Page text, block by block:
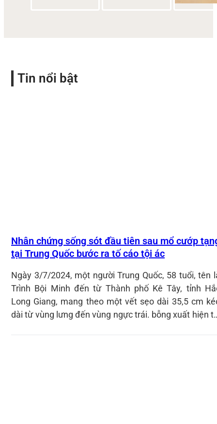
Tin nổi bật
Nhân chứng sống sót đầu tiên sau mổ cướp
tại Trung Quốc bước ra tố cáo tội ác
Ngày 3/7/2024, một người Trung Quốc, 58 tuổi, tên
Trình Bội Minh đến từ Thành phố Kê Tây, tỉnh
Long Giang, mang theo một vết sẹo dài 35,5 cm
dài từ vùng lưng đến vùng ngực trái. bỗng xuất hiện